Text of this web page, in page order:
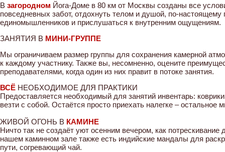
В загородном Йога-Доме в 80 км от Москвы созданы все
повседневных забот, отдохнуть телом и душой, по-настоящему
единомышленников и прислушаться к внутренним ощущениям.
ЗАНЯТИЯ В МИНИ-ГРУППЕ
Мы ограничиваем размер группы для сохранения камерной
к каждому участнику. Также вы, несомненно, оцените
преподавателями, когда один из них правит в потоке занятия.
ВСЁ НЕОБХОДИМОЕ ДЛЯ ПРАКТИКИ
Предоставляется необходимый для занятий инвентарь:
везти с собой. Остаётся просто приехать налегке – остальное
ЖИВОЙ ОГОНЬ В КАМИНЕ
Ничто так не создаёт уют осенним вечером, как потрескивание
нашем каминном зале также есть индийские мандалы для
пути, согревающий чай.